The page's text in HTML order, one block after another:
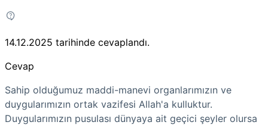
14.12.2025 tarihinde cevaplandı.
Cevap
Sahip olduğumuz maddi-manevi organlarımızın ve
duygularımızın ortak vazifesi Allah'a kulluktur.
Duygularımızın pusulası dünyaya ait geçici şeyler olursa